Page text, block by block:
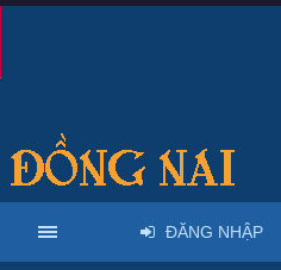
ĐĂNG NHẬP